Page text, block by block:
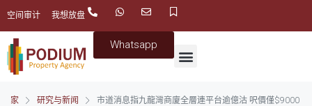
空间审计 我想放盘
Whatsapp
家 研究与新闻 市道消息指九龍灣商廈全層連平台逾億沽 呎價僅$9000